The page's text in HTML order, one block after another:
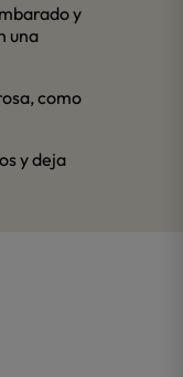
y
una
como
y deja